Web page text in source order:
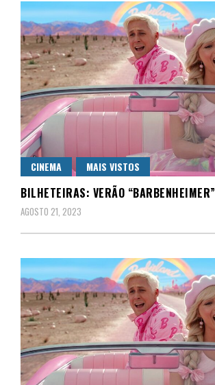
CINEMA MAIS VISTOS
BILHETEIRAS: VERÃO “BARBENHEIMER”
AGOSTO 21, 2023